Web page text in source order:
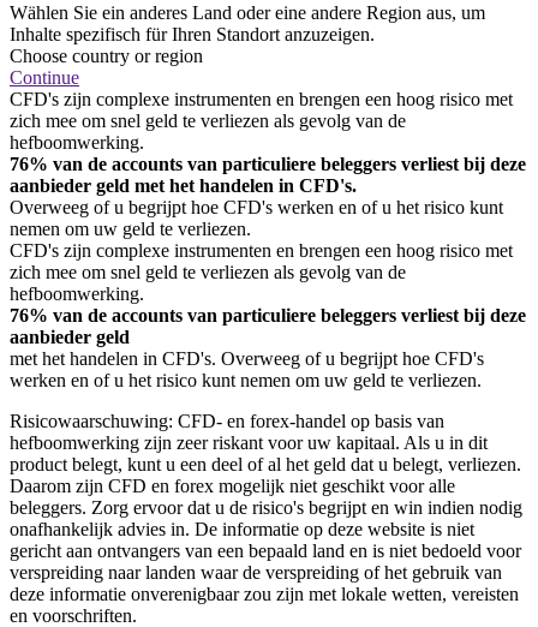
Wählen Sie ein anderes Land oder eine andere Region aus, um
Inhalte spezifisch für Ihren Standort anzuzeigen.
Choose country or region
Continue
CFD's zijn complexe instrumenten en brengen een hoog risico met
zich mee om snel geld te verliezen als gevolg van de
hefboomwerking.
76% van de accounts van particuliere beleggers verliest bij deze
aanbieder geld met het handelen in CFD's.
Overweeg of u begrijpt hoe CFD's werken en of u het risico kunt
nemen om uw geld te verliezen.
CFD's zijn complexe instrumenten en brengen een hoog risico met
zich mee om snel geld te verliezen als gevolg van de
hefboomwerking.
76% van de accounts van particuliere beleggers verliest bij deze
aanbieder geld
met het handelen in CFD's. Overweeg of u begrijpt hoe CFD's
werken en of u het risico kunt nemen om uw geld te verliezen.
Risicowaarschuwing: CFD- en forex-handel op basis van
hefboomwerking zijn zeer riskant voor uw kapitaal. Als u in dit
product belegt, kunt u een deel of al het geld dat u belegt, verliezen.
Daarom zijn CFD en forex mogelijk niet geschikt voor alle
beleggers. Zorg ervoor dat u de risico's begrijpt en win indien nodig
onafhankelijk advies in. De informatie op deze website is niet
gericht aan ontvangers van een bepaald land en is niet bedoeld voor
verspreiding naar landen waar de verspreiding of het gebruik van
deze informatie onverenigbaar zou zijn met lokale wetten, vereisten
en voorschriften.